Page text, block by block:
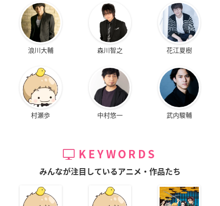
浪川大輔 森川智之 花江夏樹
村瀬歩 中村悠一 武内駿輔
KEYWORDS
みんなが注目しているアニメ・作品たち